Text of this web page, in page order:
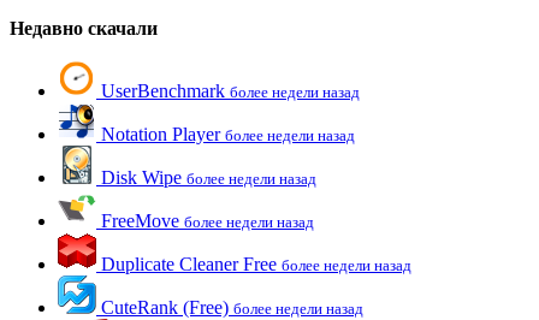
Недавно скачали
UserBenchmark более недели назад
Notation Player более недели назад
Disk Wipe более недели назад
FreeMove более недели назад
Duplicate Cleaner Free более недели назад
CuteRank (Free) более недели назад